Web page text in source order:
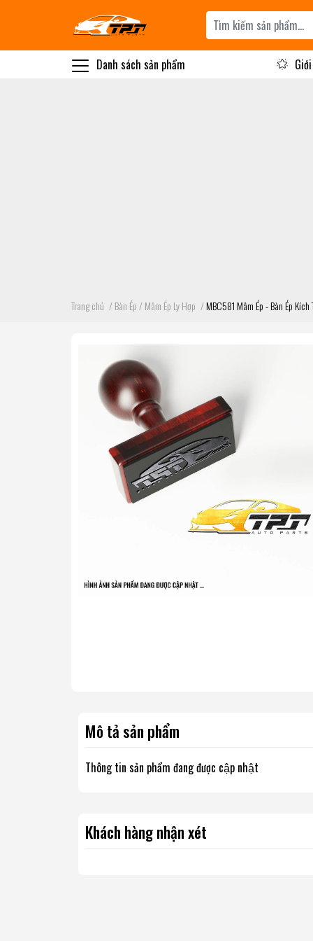
Danh sách sản phẩm
Trang chủ /Bàn Ép / Mâm Ép Ly Hợp /MBC581 Mâm Ép - Bàn Ép
Mô tả sản phẩm
Thông tin sản phẩm đang được cập nhật
Khách hàng nhận xét